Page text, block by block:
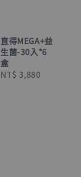
直得MEGA+益
生菌-30入*6
盒
Regular
NT$ 3,880